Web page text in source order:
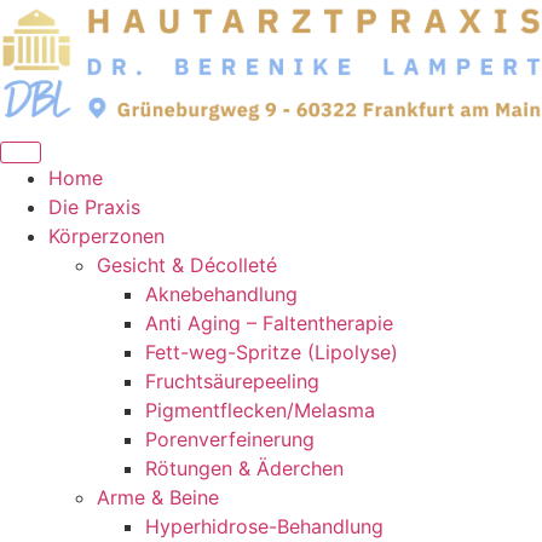
Zum
Inhalt
springen
Home
Die Praxis
Körperzonen
Gesicht & Décolleté
Aknebehandlung
Anti Aging – Faltentherapie
Fett-weg-Spritze (Lipolyse)
Fruchtsäurepeeling
Pigmentflecken/Melasma
Porenverfeinerung
Rötungen & Äderchen
Arme & Beine
Hyperhidrose-Behandlung